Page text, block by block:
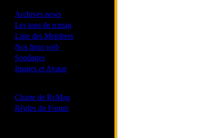
Archives news
Les tops de rcmag
Liste des Membres
Nos liens web
Sondages
Images et Avatar
Charte de RcMag
Règles du Forum